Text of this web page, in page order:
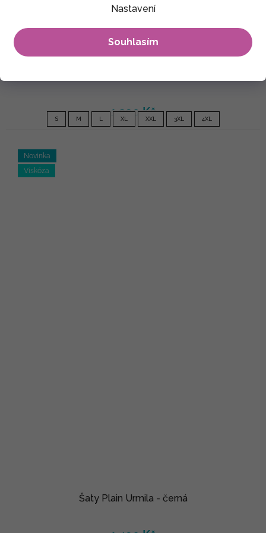
Nastavení
Souhlasím
1 290 Kč
S M L XL XXL 3XL 4XL
Novinka
Viskóza
Šaty Plain Urmila - černá